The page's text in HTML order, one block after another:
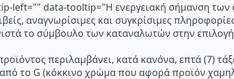
left="" data-tooltip="Η ενεργειακή σήμανση των
αναγνωρίσιμες και συγκρίσιμες
το σύμβουλο των καταναλωτών στην
περιλαμβάνει, κατά κανόνα, επτά (7)
το G (κόκκινο χρώμα που αφορά προϊόν